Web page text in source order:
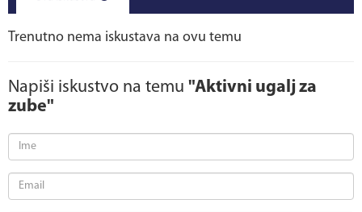
Trenutno nema iskustava na ovu temu
Napiši iskustvo na temu "Aktivni ugalj za
zube"